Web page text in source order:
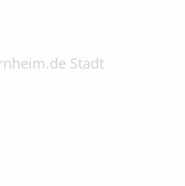
Stadt